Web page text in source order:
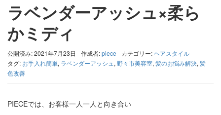
ラベンダーアッシュ×柔ら
かミディ
公開済み: 2021年7月23日 作成者:piece カテゴリー:ヘアスタイル
タグ: お手入れ簡単, ラベンダーアッシュ , 野々市美容室, 髪のお悩み解決, 髪
色改善
PIECEでは、お客様一人一人と向き合い